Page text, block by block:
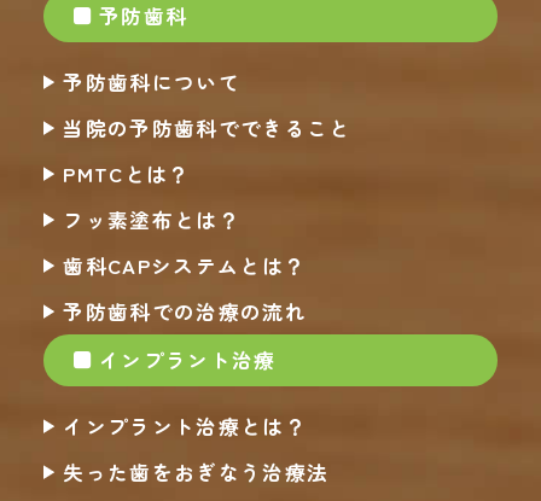
予防歯科
予防歯科について
当院の予防歯科でできること
PMTCとは？
フッ素塗布とは？
歯科CAPシステムとは？
予防歯科での治療の流れ
インプラント治療
インプラント治療とは？
失った歯をおぎなう治療法